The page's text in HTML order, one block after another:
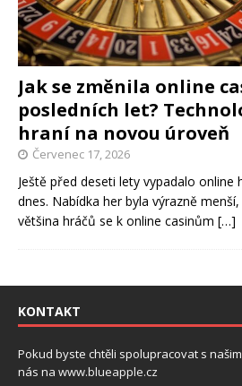
Jak se změnila online
posledních let?
hraní na novou úroveň
Červenec 17, 2026
Ještě před deseti lety vypadalo online
dnes. Nabídka her byla výrazně
většina hráčů se k online casinům […]
KONTAKT
Pokud byste chtěli spolupracovat s
nás na www.blueapple.cz